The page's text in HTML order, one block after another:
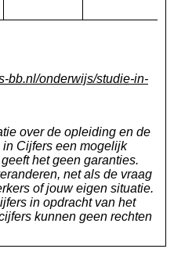
bb.nl/onderwijs/studie-in-
over de opleiding en de
Cijfers een mogelijk
het geen garanties.
net als de vraag
of jouw eigen situatie.
in opdracht van het
kunnen geen rechten